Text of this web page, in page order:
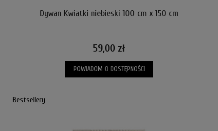
Dywan Kwiatki niebieski 100 cm x 150 cm
59,00 zł
POWIADOM O DOSTĘPNOŚCI
Bestsellery